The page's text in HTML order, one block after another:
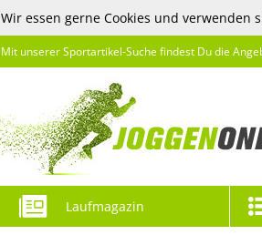
Wir essen gerne Cookies und
Mit unserer Sportartikel-Suche findest Du die
Laufmagazin